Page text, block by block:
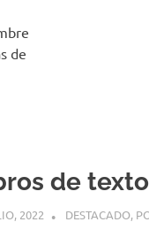
de
de
2022 MANUEL
DESTACADO,